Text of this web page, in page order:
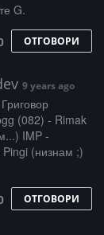
G.
ОТГОВОРИ
9 years ago
(082) - Rimak
IMP -
(низнам ;)
ОТГОВОРИ